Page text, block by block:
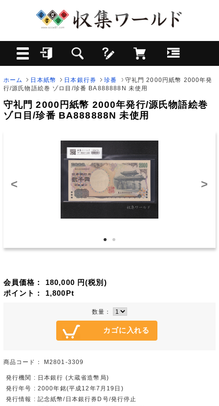
ホーム 日本紙幣 日本銀行券 珍番
守礼門 2000円紙幣 2000年発
行/源氏物語絵巻 ゾロ目/珍番 BA888888N 未使用
守礼門 2000円紙幣 2000年発行/源氏物語絵巻
ゾロ目/珍番 BA888888N 未使用
< >
会員価格： 180,000 円(税別)
ポイント： 1,800Pt
数量：
商品コード： M2801-3309
発行機関 : 日本銀行 (大蔵省造幣局)
発行年号 : 2000年銘(平成12年7月19日)
発行情報 : 記念紙幣/日本銀行券D号/発行停止